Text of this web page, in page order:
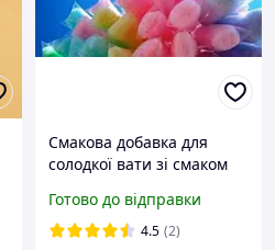
Смакова добавка для
солодкої вати зі смаком
Готово до відправки
4.5 (2)